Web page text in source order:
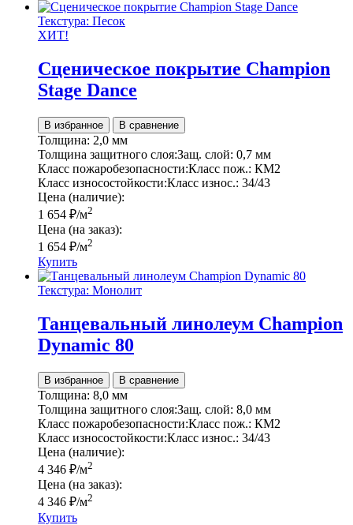
Текстура: Песок
ХИТ!
Сценическое покрытие Champion
Stage Dance
В избранное В сравнение
Толщина: 2,0 мм
Толщина защитного слоя:Защ. слой: 0,7 мм
Класс пожаробезопасности:Класс пож.: КМ2
Класс износостойкости:Класс износ.: 34/43
Цена (наличие):
1 654 ₽/м2
Цена (на заказ):
1 654 ₽/м2
Купить
Текстура: Монолит
Танцевальный линолеум Champion
Dynamic 80
В избранное В сравнение
Толщина: 8,0 мм
Толщина защитного слоя:Защ. слой: 8,0 мм
Класс пожаробезопасности:Класс пож.: КМ2
Класс износостойкости:Класс износ.: 34/43
Цена (наличие):
4 346 ₽/м2
Цена (на заказ):
4 346 ₽/м2
Купить